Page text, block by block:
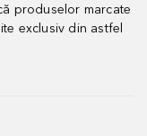
produselor marcate
exclusiv din astfel